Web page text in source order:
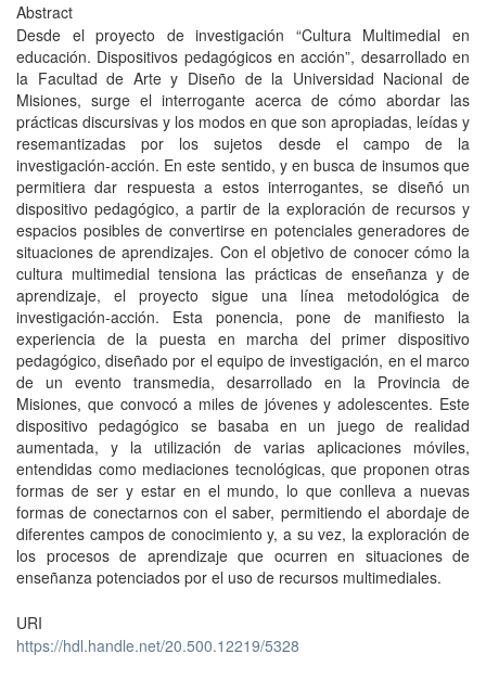
Abstract
Desde el proyecto de investigación “Cultura Multimedial en
educación. Dispositivos pedagógicos en acción”, desarrollado en
la Facultad de Arte y Diseño de la Universidad Nacional de
Misiones, surge el interrogante acerca de cómo abordar las
prácticas discursivas y los modos en que son apropiadas, leídas y
resemantizadas por los sujetos desde el campo de la
investigación-acción. En este sentido, y en busca de insumos que
permitiera dar respuesta a estos interrogantes, se diseñó un
dispositivo pedagógico, a partir de la exploración de recursos y
espacios posibles de convertirse en potenciales generadores de
situaciones de aprendizajes. Con el objetivo de conocer cómo la
cultura multimedial tensiona las prácticas de enseñanza y de
aprendizaje, el proyecto sigue una línea metodológica de
investigación-acción. Esta ponencia, pone de manifiesto la
experiencia de la puesta en marcha del primer dispositivo
pedagógico, diseñado por el equipo de investigación, en el marco
de un evento transmedia, desarrollado en la Provincia de
Misiones, que convocó a miles de jóvenes y adolescentes. Este
dispositivo pedagógico se basaba en un juego de realidad
aumentada, y la utilización de varias aplicaciones móviles,
entendidas como mediaciones tecnológicas, que proponen otras
formas de ser y estar en el mundo, lo que conlleva a nuevas
formas de conectarnos con el saber, permitiendo el abordaje de
diferentes campos de conocimiento y, a su vez, la exploración de
los procesos de aprendizaje que ocurren en situaciones de
enseñanza potenciados por el uso de recursos multimediales.
URI
https://hdl.handle.net/20.500.12219/5328